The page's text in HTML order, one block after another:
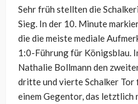
Sehr früh stellten die
Sieg. In der 10. Minute
die die meiste mediale
1:0-Führung für Königsblau.
Nathalie Bollmann den
dritte und vierte Schalker Tor
einem Gegentor, das